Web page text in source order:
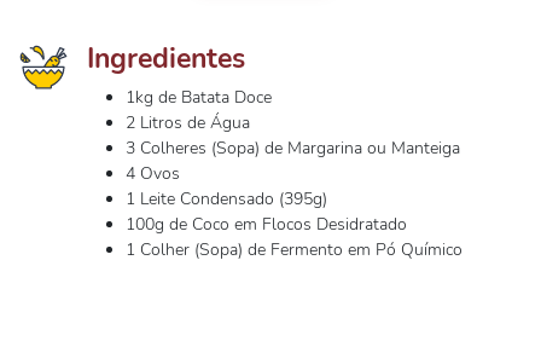
Ingredientes
1kg de Batata Doce
2 Litros de Água
3 Colheres (Sopa) de Margarina ou Manteiga
4 Ovos
1 Leite Condensado (395g)
100g de Coco em Flocos Desidratado
1 Colher (Sopa) de Fermento em Pó Químico